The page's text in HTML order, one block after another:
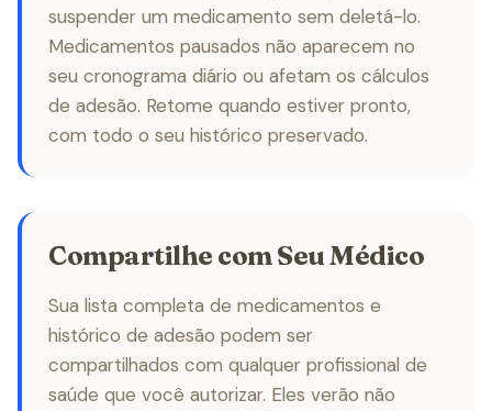
suspender um medicamento sem deletá-lo.
Medicamentos pausados não aparecem no
seu cronograma diário ou afetam os cálculos
de adesão. Retome quando estiver pronto,
com todo o seu histórico preservado.
Compartilhe com Seu Médico
Sua lista completa de medicamentos e
histórico de adesão podem ser
compartilhados com qualquer profissional de
saúde que você autorizar. Eles verão não